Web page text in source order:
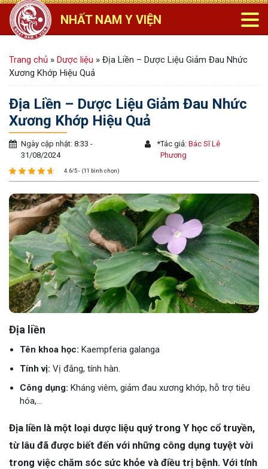
NHẤT NAM Y VIỆN
Trang chủ » Dược liệu » Địa Liền – Dược Liệu Giảm Đau Nhức
Xương Khớp Hiệu Quả
Địa Liền – Dược Liệu Giảm Đau Nhức
Xương Khớp Hiệu Quả
Ngày cập nhật: 8:33 -
31/08/2024
*Tác giả:Bác Sĩ Lê
Phương
4.6/5 - (11 bình chọn)
Địa liền
Tên khoa học: Kaempferia galanga
Tính vị: Vị đắng, tính hàn.
Công dụng: Kháng viêm, giảm đau xương khớp, hỗ trợ tiêu
hóa,...
Địa liền là một loại dược liệu quý trong Y học cổ truyền,
từ lâu đã được biết đến với những công dụng tuyệt vời
trong việc chăm sóc sức khỏe và điều trị bệnh. Với tính